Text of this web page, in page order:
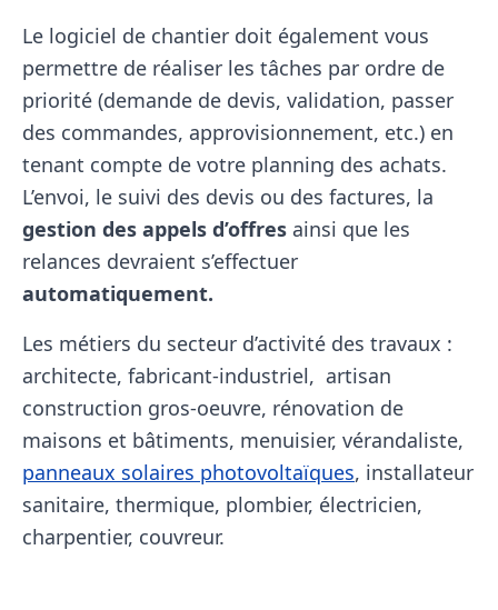
Le logiciel de chantier doit également vous
permettre de réaliser les tâches par ordre de
priorité (demande de devis, validation, passer
des commandes, approvisionnement, etc.) en
tenant compte de votre planning des achats.
L’envoi, le suivi des devis ou des factures, la
gestion des appels d’offres ainsi que les
relances devraient s’effectuer
automatiquement.
Les métiers du secteur d’activité des travaux :
architecte, fabricant-industriel, artisan
construction gros-oeuvre, rénovation de
maisons et bâtiments, menuisier, vérandaliste,
panneaux solaires photovoltaïques, installateur
sanitaire, thermique, plombier, électricien,
charpentier, couvreur.